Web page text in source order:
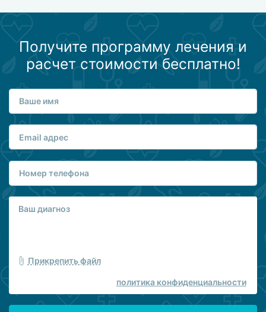
Получите программу лечения и
расчет стоимости бесплатно!
Прикрепить файл
политика конфиденциальности